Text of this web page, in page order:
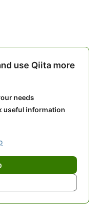
use Qiita more
needs
useful information